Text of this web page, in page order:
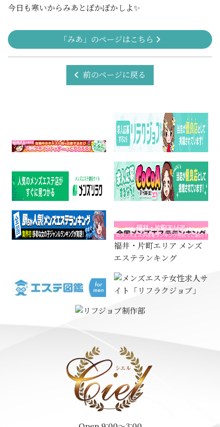
今日も寒いからみあとぽかぽかしよ✨
「みあ」のページはこちら
前のページに戻る
福井・片町エリア メンズ
エステランキング